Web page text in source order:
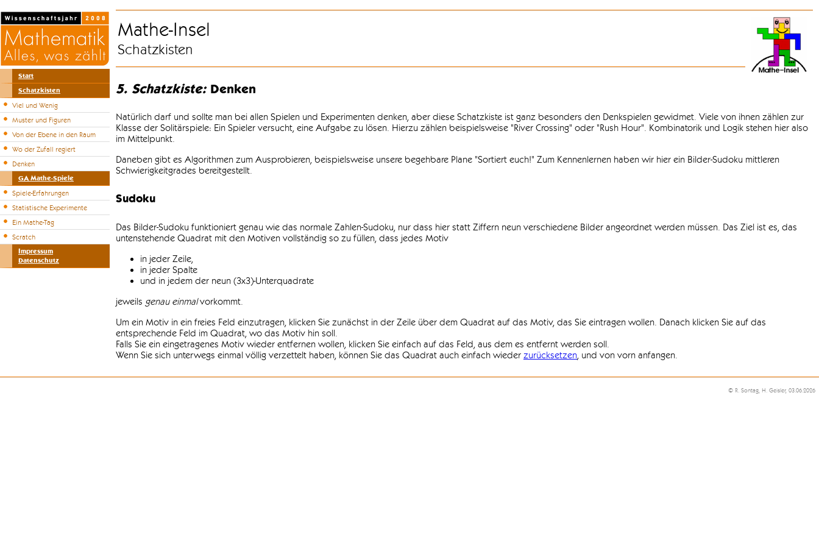
Start
Schatzkisten
Viel und Wenig
Muster und Figuren
Von der Ebene in den Raum
Wo der Zufall regiert
Denken
GA Mathe-Spiele
Spiele-Erfahrungen
Statistische Experimente
Ein Mathe-Tag
Scratch
Impressum
Datenschutz
Mathe-Insel
Schatzkisten
5. Schatzkiste:Denken
Natürlich darf und sollte man bei allen Spielen und Experimenten denken, aber diese Schatzkiste ist ganz besonders den Denkspielen gewidmet. Viele von ihnen zählen zur
Klasse der Solitärspiele: Ein Spieler versucht, eine Aufgabe zu lösen. Hierzu zählen beispielsweise "River Crossing" oder "Rush Hour". Kombinatorik und Logik stehen hier also
im Mittelpunkt.
Daneben gibt es Algorithmen zum Ausprobieren, beispielsweise unsere begehbare Plane "Sortiert euch!" Zum Kennenlernen haben wir hier ein Bilder-Sudoku mittleren
Schwierigkeitgrades bereitgestellt.
Sudoku
Das Bilder-Sudoku funktioniert genau wie das normale Zahlen-Sudoku, nur dass hier statt Ziffern neun verschiedene Bilder angeordnet werden müssen. Das Ziel ist es, das
untenstehende Quadrat mit den Motiven vollständig so zu füllen, dass jedes Motiv
in jeder Zeile,
in jeder Spalte
und in jedem der neun (3x3)-Unterquadrate
jeweils genau einmalvorkommt.
Um ein Motiv in ein freies Feld einzutragen, klicken Sie zunächst in der Zeile über dem Quadrat auf das Motiv, das Sie eintragen wollen. Danach klicken Sie auf das
entsprechende Feld im Quadrat, wo das Motiv hin soll.
Falls Sie ein eingetragenes Motiv wieder entfernen wollen, klicken Sie einfach auf das Feld, aus dem es entfernt werden soll.
Wenn Sie sich unterwegs einmal völlig verzettelt haben, können Sie das Quadrat auch einfach wieder zurücksetzen, und von vorn anfangen.
© R. Sontag, H. Geisler, 03.06.2026